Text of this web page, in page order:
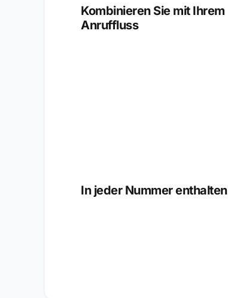
Kombinieren Sie mit Ihrem
Anruffluss
In jeder Nummer enthalten